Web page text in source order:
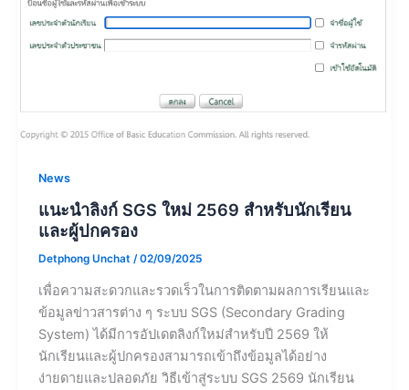
News
แนะนำลิงก์ SGS ใหม่ 2569 สำหรับนักเรียน
และผู้ปกครอง
Detphong Unchat /02/09/2025
เพื่อความสะดวกและรวดเร็วในการติดตามผลการเรียนและ
ข้อมูลข่าวสารต่าง ๆ ระบบ SGS (Secondary Grading
System) ได้มีการอัปเดตลิงก์ใหม่สำหรับปี 2569 ให้
นักเรียนและผู้ปกครองสามารถเข้าถึงข้อมูลได้อย่าง
ง่ายดายและปลอดภัย วิธีเข้าสู่ระบบ SGS 2569 นักเรียน